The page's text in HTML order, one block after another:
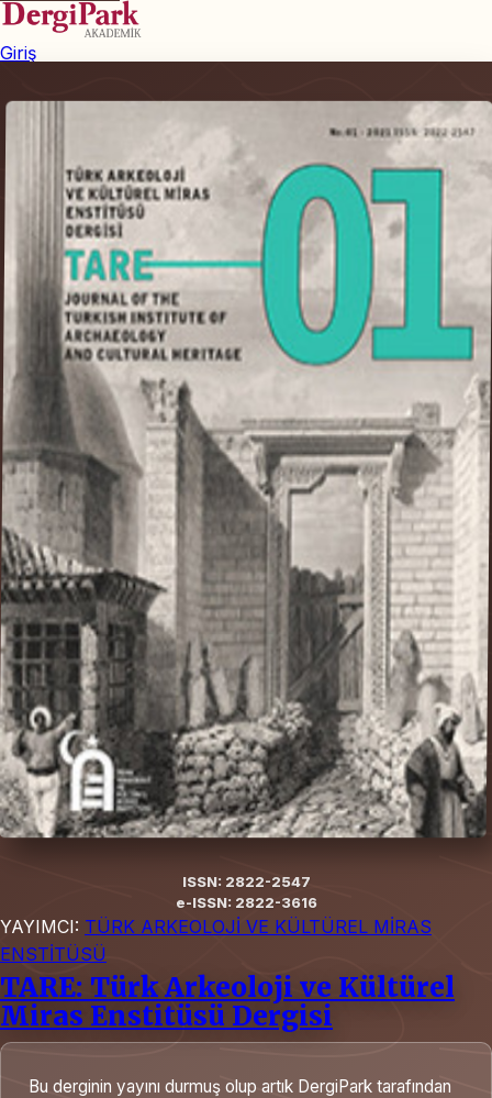
Giriş
ISSN: 2822-2547
e-ISSN: 2822-3616
YAYIMCI: TÜRK ARKEOLOJİ VE KÜLTÜREL MİRAS
ENSTİTÜSÜ
TARE: Türk Arkeoloji ve Kültürel
Miras Enstitüsü Dergisi
Bu derginin yayını durmuş olup artık DergiPark tarafından